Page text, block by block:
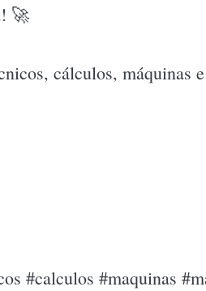
🚀
cálculos, máquinas
#calculos #maquinas